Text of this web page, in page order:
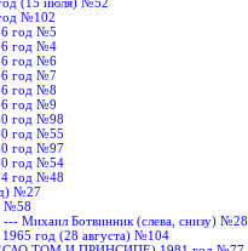
№102
год №5
год №4
год №6
год №7
год №8
год №9
год №98
год №55
год №97
год №54
год №48
№27
№58
--- Михаил Ботвинник (слева, снизу) №28
год (28 августа) №104